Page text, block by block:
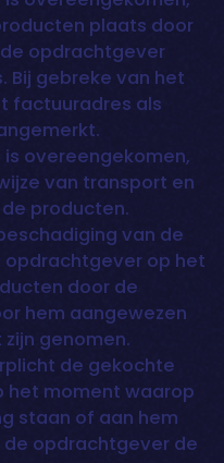
plaats door
opdrachtgever
Bij gebreke van het
factuuradres als
is overeengekomen,
van transport en
producten.
van de
op het
door de
hem aangewezen
genomen.
de gekochte
het moment waarop
staan of aan hem
opdrachtgever de